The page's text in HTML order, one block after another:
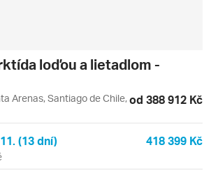
loďou a lietadlom -
Arenas, Santiago de Chile,od 388 912 Kč
(13 dní) 418 399 Kč